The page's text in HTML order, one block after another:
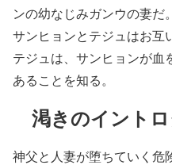
ンの幼なじみガンウの妻だ。
サンヒョンとテジュはお互
テジュは、サンヒョンが血
あることを知る。
渇きのイント
神父と人妻が堕ちていく危